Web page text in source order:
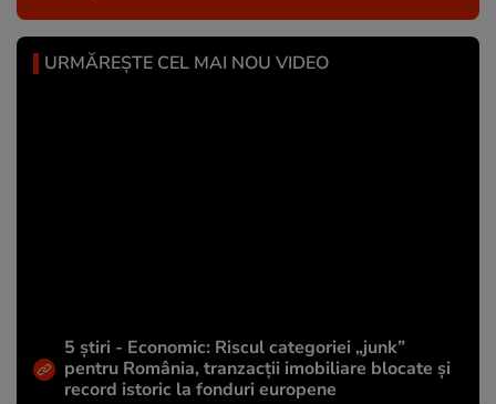
URMĂREȘTE CEL MAI NOU VIDEO
5 știri - Economic: Riscul categoriei „junk”
pentru România, tranzacții imobiliare blocate și
record istoric la fonduri europene